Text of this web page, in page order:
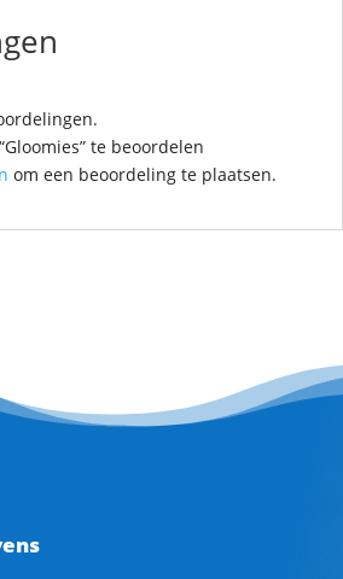
te beoordelen
om een beoordeling te plaatsen.